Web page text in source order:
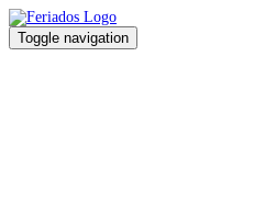
Toggle navigation